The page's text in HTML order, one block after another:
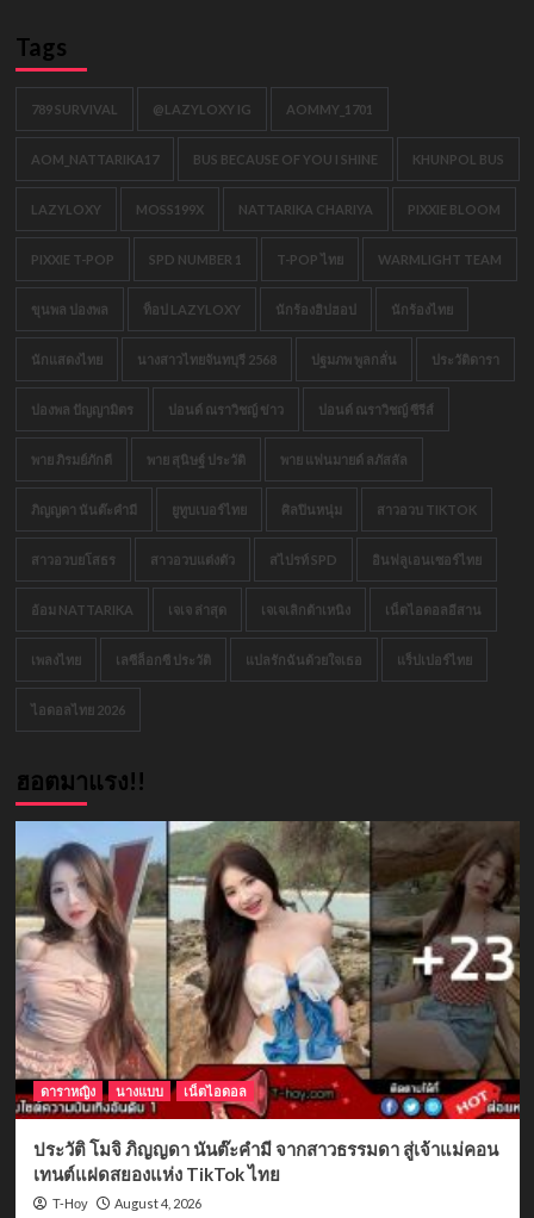
Tags
789 SURVIVAL @LAZYLOXY IG AOMMY_1701
AOM_NATTARIKA17 BUS BECAUSE OF YOU I SHINE KHUNPOL BUS
LAZYLOXY MOSS199X NATTARIKA CHARIYA PIXXIE BLOOM
PIXXIE T-POP SPD NUMBER 1 T-POP ไทย WARMLIGHT TEAM
ขุนพล ปองพล ท็อป LAZYLOXY นักร้องฮิปฮอป นักร้องไทย
นักแสดงไทย นางสาวไทยจันทบุรี 2568 ปฐมภพ พูลกลั่น ประวัติดารา
ปองพล ปัญญามิตร ปอนด์ ณราวิชญ์ ข่าว ปอนด์ ณราวิชญ์ ซีรีส์
พาย ภิรมย์ภักดี พาย สุนิษฐ์ ประวัติ พาย แฟนมายด์ ลภัสลัล
ภิญญดา นันต๊ะคำมี ยูทูบเบอร์ไทย ศิลปินหนุ่ม สาวอวบ TIKTOK
สาวอวบยโสธร สาวอวบแต่งตัว สไปรท์ SPD อินฟลูเอนเซอร์ไทย
อ้อม NATTARIKA เจเจ ล่าสุด เจเจเลิกต้าเหนิง เน็ตไอดอลอีสาน
เพลงไทย เลซีล็อกซี ประวัติ แปลรักฉันด้วยใจเธอ แร็ปเปอร์ไทย
ไอดอลไทย 2026
ฮอตมาแรง!!
ดาราหญิง นางแบบ เน็ตไอดอล
ประวัติ โมจิ ภิญญดา นันต๊ะคำมี จากสาวธรรมดา สู่เจ้าแม่คอน
เทนต์แฝดสยองแห่ง TikTok ไทย
T-Hoy August 4, 2026